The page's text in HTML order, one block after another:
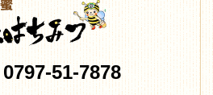
0797-51-7878